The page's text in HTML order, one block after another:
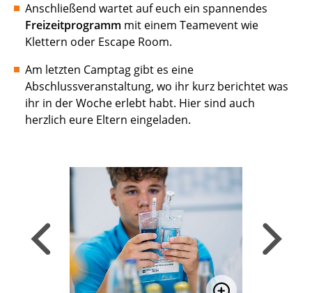
Anschließend wartet auf euch ein spannendes
Freizeitprogramm mit einem Teamevent wie
Klettern oder Escape Room.
Am letzten Camptag gibt es eine
Abschlussveranstaltung, wo ihr kurz berichtet was
ihr in der Woche erlebt habt. Hier sind auch
herzlich eure Eltern eingeladen.
Bild vergrößern Bild